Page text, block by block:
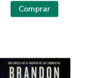
Comprar